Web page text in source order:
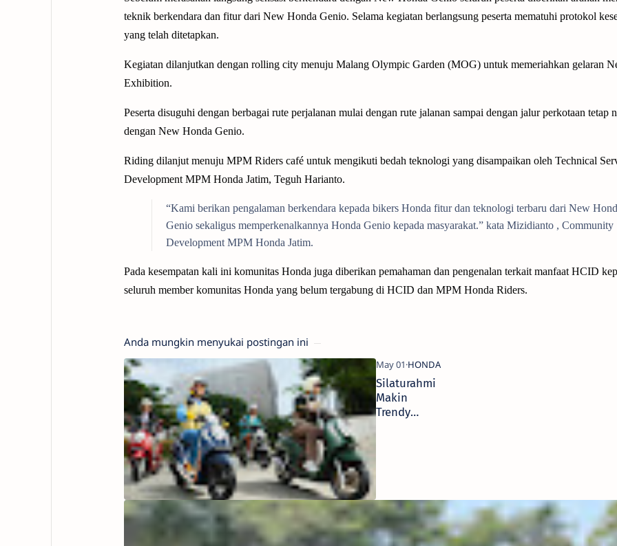
teknik berkendara dan fitur dari New Honda Genio. Selama kegiatan berlangsung peserta mematuhi protokol
yang telah ditetapkan.
Kegiatan dilanjutkan dengan rolling city menuju Malang Olympic Garden (MOG) untuk memeriahkan gelaran
Exhibition.
Peserta disuguhi dengan berbagai rute perjalanan mulai dengan rute jalanan sampai dengan jalur perkotaan tetap
dengan New Honda Genio.
Riding dilanjut menuju MPM Riders café untuk mengikuti bedah teknologi yang disampaikan oleh Technical
Development MPM Honda Jatim, Teguh Harianto.
“Kami berikan pengalaman berkendara kepada bikers Honda fitur dan teknologi terbaru dari New
Genio sekaligus memperkenalkannya Honda Genio kepada masyarakat.” kata Mizidianto , Community
Development MPM Honda Jatim.
Pada kesempatan kali ini komunitas Honda juga diberikan pemahaman dan pengenalan terkait manfaat HCID
seluruh member komunitas Honda yang belum tergabung di HCID dan MPM Honda Riders.
Anda mungkin menyukai postingan ini
Silaturahmi
Makin
Trendy